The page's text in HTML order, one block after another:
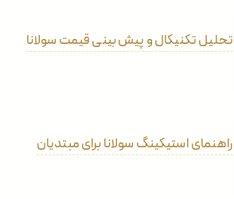
تحلیل تکنیکال و پیش بینی قیمت سولانا
راهنمای استیکینگ سولانا برای مبتدیان